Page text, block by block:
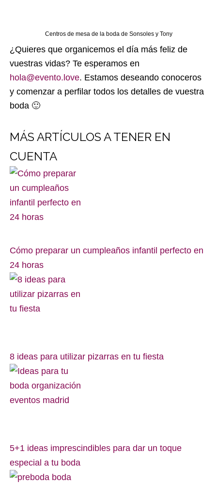
Centros de mesa de la boda de Sonsoles y Tony
¿Quieres que organicemos el día más feliz de
vuestras vidas? Te esperamos en
hola@evento.love. Estamos deseando conoceros
y comenzar a perfilar todos los detalles de vuestra
boda 🙂
MÁS ARTÍCULOS A TENER EN
CUENTA
Cómo preparar un cumpleaños infantil perfecto en
24 horas
8 ideas para utilizar pizarras en tu fiesta
5+1 ideas imprescindibles para dar un toque
especial a tu boda